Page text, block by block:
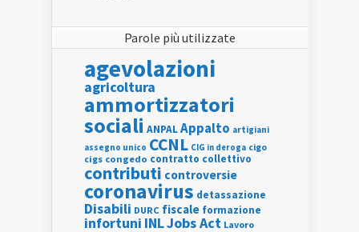
Parole più utilizzate
agevolazioni
agricoltura
ammortizzatori
sociali ANPALAppalto artigiani
assegno unico CCNL CIG in deroga cigo
cigs congedo contratto collettivo
contributi controversie
coronavirus detassazione
Disabili DURC fiscale formazione
infortuni INLJobs Act Lavoro